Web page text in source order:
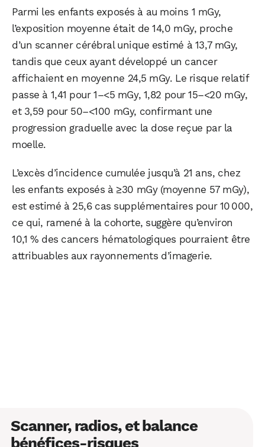
Parmi les enfants exposés à au moins 1 mGy,
l’exposition moyenne était de 14,0 mGy, proche
d’un scanner cérébral unique estimé à 13,7 mGy,
tandis que ceux ayant développé un cancer
affichaient en moyenne 24,5 mGy. Le risque relatif
passe à 1,41 pour 1–<5 mGy, 1,82 pour 15–<20 mGy,
et 3,59 pour 50–<100 mGy, confirmant une
progression graduelle avec la dose reçue par la
moelle.
L’excès d’incidence cumulée jusqu’à 21 ans, chez
les enfants exposés à ≥30 mGy (moyenne 57 mGy),
est estimé à 25,6 cas supplémentaires pour 10 000,
ce qui, ramené à la cohorte, suggère qu’environ
10,1 % des cancers hématologiques pourraient être
attribuables aux rayonnements d’imagerie.
Scanner, radios, et balance
bénéfices‑risques
WhatsApp Telegram Email